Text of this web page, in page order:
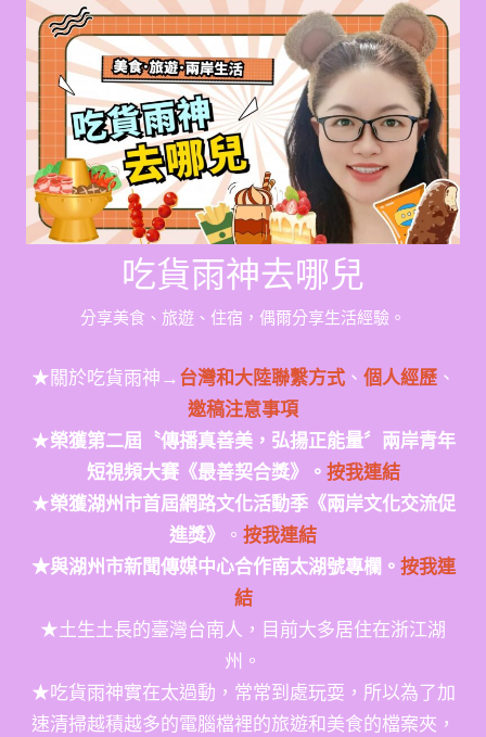
Skip
content
吃貨雨神去哪兒
分享美食、旅遊、住宿，偶爾分享生活經驗。
★關於吃貨雨神→台灣和大陸聯繫方式、 個人經歷、
邀稿注意事項
★榮獲第二屆〝傳播真善美，弘揚正能量〞兩岸青年
短視頻大賽《最善契合獎》。 按我連結
★榮獲湖州市首屆網路文化活動季《兩岸文化交流促
進獎》
。 按我連結
★與湖州市新聞傳媒中心合作南太湖號專欄。 按我連
結
★土生土長的臺灣台南人，目前大多居住在浙江湖
州。
★吃貨雨神實在太過動，常常到處玩耍，所以為了加
速清掃越積越多的電腦檔裡的旅遊和美食的檔案夾，